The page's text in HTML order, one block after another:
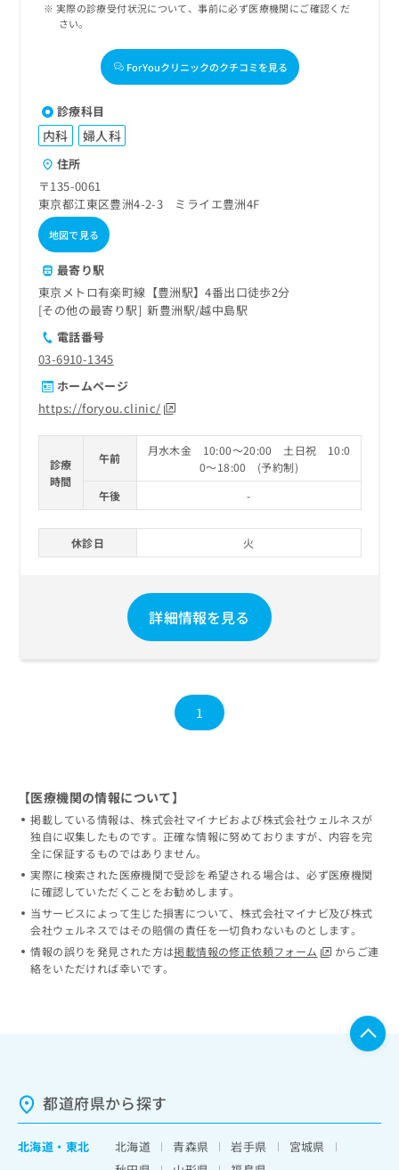
実際の診療受付状況について、事前に必ず医療機関にご確認くだ
さい。
ForYouクリニックのクチコミを見る
診療科目
内科 婦人科
住所
〒135-0061
東京都江東区豊洲4-2-3 ミライエ豊洲4F
地図で見る
最寄り駅
東京メトロ有楽町線【豊洲駅】4番出口徒歩2分
その他の最寄り駅
新豊洲駅 越中島駅
電話番号
03-6910-1345
ホームページ
https://foryou.clinic/
診療
時間
午前
月水木金 10:00～20:00 土日祝 10:0
0～18:00 (予約制)
午後
-
休診日 火
詳細情報を見る
1
【医療機関の情報について】
掲載している情報は、株式会社マイナビおよび株式会社ウェルネスが
独自に収集したものです。正確な情報に努めておりますが、内容を完
全に保証するものではありません。
実際に検索された医療機関で受診を希望される場合は、必ず医療機関
に確認していただくことをお勧めします。
当サービスによって生じた損害について、株式会社マイナビ及び株式
会社ウェルネスではその賠償の責任を一切負わないものとします。
情報の誤りを発見された方は掲載情報の修正依頼フォーム
からご連
絡をいただければ幸いです。
都道府県から探す
北海道 ・ 東北 北海道 青森県 岩手県
宮城県